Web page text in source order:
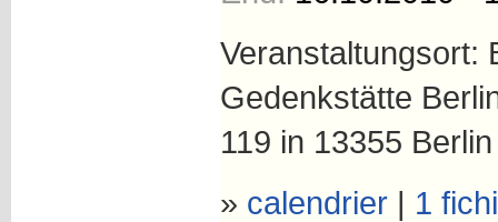
Veranstaltungsort:
Gedenkstätte
119 in 13355 Berlin
» calendrier| 1